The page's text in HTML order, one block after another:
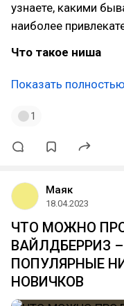
узнаете, какими
наиболее
Что такое ниша
Показать полностью
1
Маяк
18.04.2023
ЧТО МОЖНО
ВАЙЛДБЕРРИЗ
ПОПУЛЯРНЫЕ
НОВИЧКОВ